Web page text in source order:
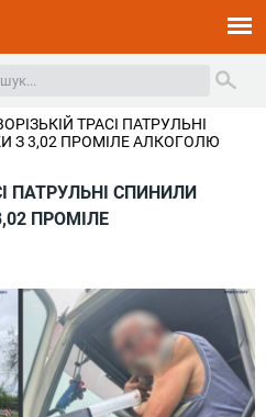
ТРАСІ ПАТРУЛЬНІ
З 3,02 ПРОМІЛЕ АЛКОГОЛЮ
ПАТРУЛЬНІ СПИНИЛИ
ПРОМІЛЕ